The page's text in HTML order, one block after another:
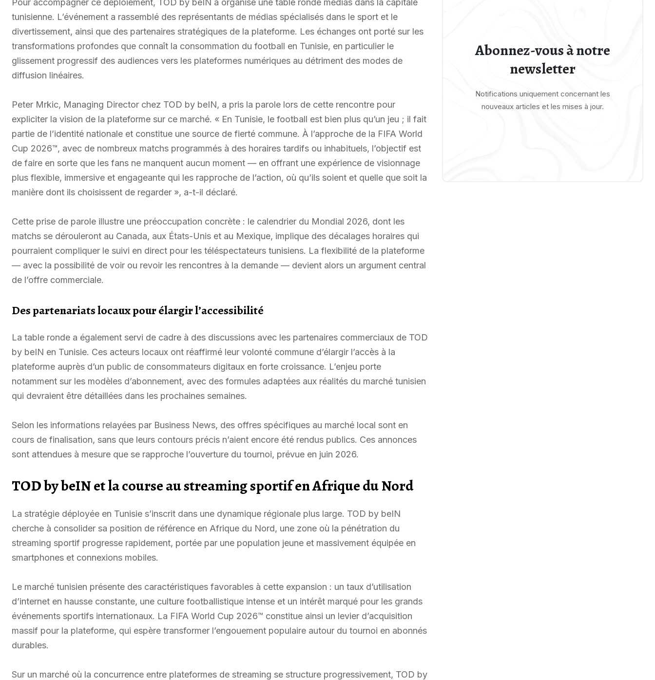
Pour accompagner ce déploiement, TOD by beIN a organisé une table ronde médias dans la capitale
tunisienne. L’événement a rassemblé des représentants de médias spécialisés dans le sport et le
divertissement, ainsi que des partenaires stratégiques de la plateforme. Les échanges ont porté sur les
transformations profondes que connaît la consommation du football en Tunisie, en particulier le
glissement progressif des audiences vers les plateformes numériques au détriment des modes de
diffusion linéaires.
Peter Mrkic, Managing Director chez TOD by beIN, a pris la parole lors de cette rencontre pour
expliciter la vision de la plateforme sur ce marché. « En Tunisie, le football est bien plus qu’un jeu ; il fait
partie de l’identité nationale et constitue une source de fierté commune. À l’approche de la FIFA World
Cup 2026™, avec de nombreux matchs programmés à des horaires tardifs ou inhabituels, l’objectif est
de faire en sorte que les fans ne manquent aucun moment — en offrant une expérience de visionnage
plus flexible, immersive et engageante qui les rapproche de l’action, où qu’ils soient et quelle que soit la
manière dont ils choisissent de regarder », a-t-il déclaré.
Cette prise de parole illustre une préoccupation concrète : le calendrier du Mondial 2026, dont les
matchs se dérouleront au Canada, aux États-Unis et au Mexique, implique des décalages horaires qui
pourraient compliquer le suivi en direct pour les téléspectateurs tunisiens. La flexibilité de la plateforme
— avec la possibilité de voir ou revoir les rencontres à la demande — devient alors un argument central
de l’offre commerciale.
Des partenariats locaux pour élargir l’accessibilité
La table ronde a également servi de cadre à des discussions avec les partenaires commerciaux de TOD
by beIN en Tunisie. Ces acteurs locaux ont réaffirmé leur volonté commune d’élargir l’accès à la
plateforme auprès d’un public de consommateurs digitaux en forte croissance. L’enjeu porte
notamment sur les modèles d’abonnement, avec des formules adaptées aux réalités du marché tunisien
qui devraient être détaillées dans les prochaines semaines.
Selon les informations relayées par Business News, des offres spécifiques au marché local sont en
cours de finalisation, sans que leurs contours précis n’aient encore été rendus publics. Ces annonces
sont attendues à mesure que se rapproche l’ouverture du tournoi, prévue en juin 2026.
TOD by beIN et la course au streaming sportif en Afrique du Nord
La stratégie déployée en Tunisie s’inscrit dans une dynamique régionale plus large. TOD by beIN
cherche à consolider sa position de référence en Afrique du Nord, une zone où la pénétration du
streaming sportif progresse rapidement, portée par une population jeune et massivement équipée en
smartphones et connexions mobiles.
Le marché tunisien présente des caractéristiques favorables à cette expansion : un taux d’utilisation
d’internet en hausse constante, une culture footballistique intense et un intérêt marqué pour les grands
événements sportifs internationaux. La FIFA World Cup 2026™ constitue ainsi un levier d’acquisition
massif pour la plateforme, qui espère transformer l’engouement populaire autour du tournoi en abonnés
durables.
Sur un marché où la concurrence entre plateformes de streaming se structure progressivement, TOD by
Abonnez-vous à notre
newsletter
Notifications uniquement concernant les
nouveaux articles et les mises à jour.